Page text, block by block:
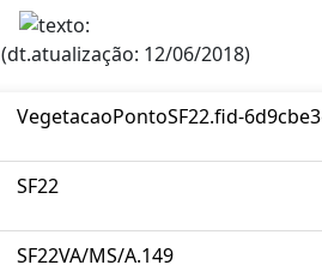
(dt.atualização: 12/06/2018)
VegetacaoPontoSF22.fid-
SF22
SF22VA/MS/A.149